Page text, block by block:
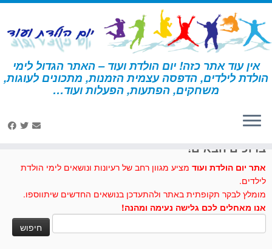
דלג
לתוכן
אין עוד אתר כזה! יום הולדת ועוד – האתר הגדול לימי
הולדת לילדים, הדפסה עצמית הזמנות, מתכונים לעוגות,
משחקים, הפתעות, הפעלות ועוד… דף הבית » עוגת מכבי אש
ברוכים הבאים!
אתר יום הולדת ועוד מציע מגוון רחב של רעיונות ונושאים לימי הולדת
לילדים.
מומלץ לבקר תקופתית באתר ולהתעדכן בנושאים החדשים שיתווספו.
אנו מאחלים לכם גלישה נעימה ומהנה!